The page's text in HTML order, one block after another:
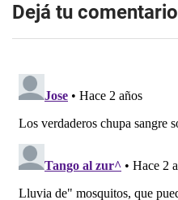
Dejá tu comentario